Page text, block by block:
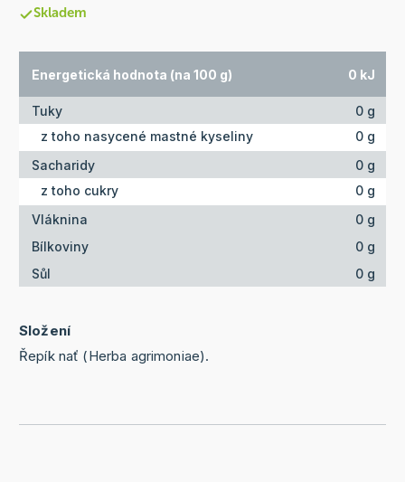
Skladem
Energetická hodnota (na 100 g) 0 kJ
Tuky
0 g
z toho nasycené mastné kyseliny
0 g
Sacharidy
0 g
z toho cukry
0 g
Vláknina
0 g
Bílkoviny
0 g
Sůl
0 g
Složení
Řepík nať (Herba agrimoniae).